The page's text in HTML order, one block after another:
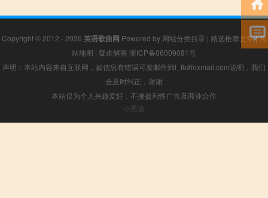
Copyright © 2012 - 2026 英语歌曲网 Powered by 网站分类目录 | 精选推荐文章|网
站地图 | 疑难解答 浙ICP备06009081号
声明：本站内容来自互联网，如信息有错误可发邮件到f_fb#foxmail.com说明，我们
会及时纠正，谢谢
本站仅为个人兴趣爱好，不接盈利性广告及商业合作
小男孩